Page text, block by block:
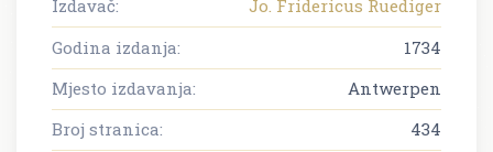
Izdavač:
Jo. Fridericus Ruediger
Godina izdanja:
1734
Mjesto izdavanja:
Antwerpen
Broj stranica:
434